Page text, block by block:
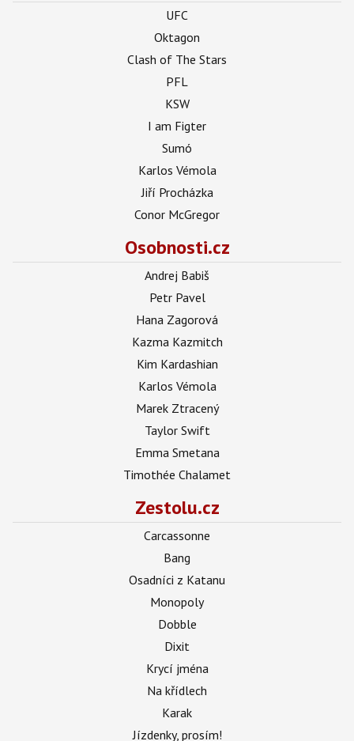
UFC
Oktagon
Clash of The Stars
PFL
KSW
I am Figter
Sumó
Karlos Vémola
Jiří Procházka
Conor McGregor
Osobnosti.cz
Andrej Babiš
Petr Pavel
Hana Zagorová
Kazma Kazmitch
Kim Kardashian
Karlos Vémola
Marek Ztracený
Taylor Swift
Emma Smetana
Timothée Chalamet
Zestolu.cz
Carcassonne
Bang
Osadníci z Katanu
Monopoly
Dobble
Dixit
Krycí jména
Na křídlech
Karak
Jízdenky, prosím!